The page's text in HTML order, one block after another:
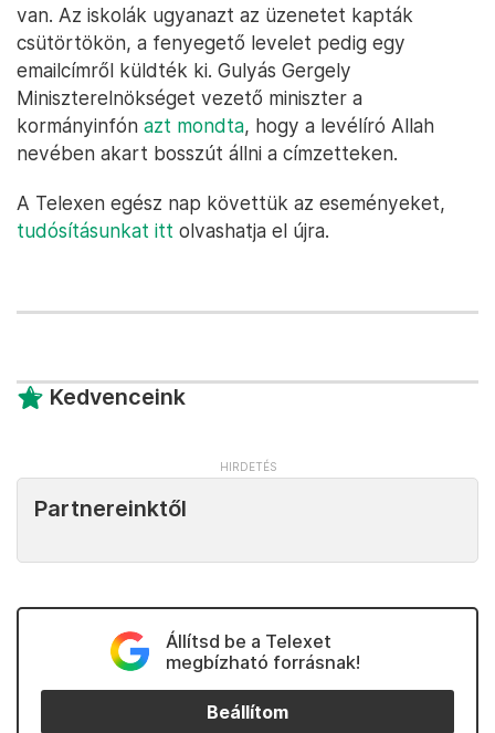
van. Az iskolák ugyanazt az üzenetet kapták
csütörtökön, a fenyegető levelet pedig egy
emailcímről küldték ki. Gulyás Gergely
Miniszterelnökséget vezető miniszter a
kormányinfón azt mondta, hogy a levélíró Allah
nevében akart bosszút állni a címzetteken.
A Telexen egész nap követtük az eseményeket,
tudósításunkat itt olvashatja el újra.
Kedvenceink
Partnereinktől
Állítsd be a Telexet
megbízható forrásnak!
Beállítom